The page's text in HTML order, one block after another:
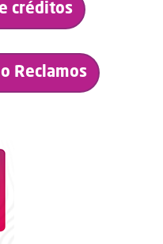
créditos
Reclamos